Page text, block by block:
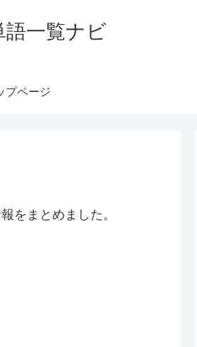
語一覧ナビ
プページ
をまとめました。